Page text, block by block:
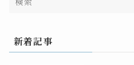
新着記事